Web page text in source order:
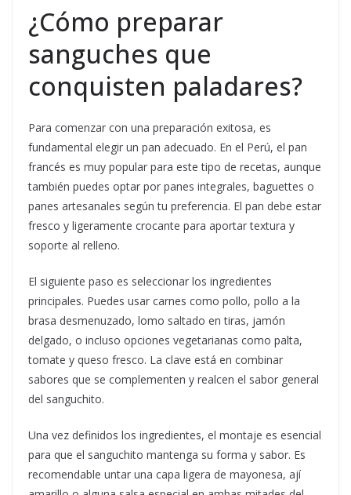
¿Cómo preparar
sanguches que
conquisten paladares?
Para comenzar con una preparación exitosa, es
fundamental elegir un pan adecuado. En el Perú, el pan
francés es muy popular para este tipo de recetas, aunque
también puedes optar por panes integrales, baguettes o
panes artesanales según tu preferencia. El pan debe estar
fresco y ligeramente crocante para aportar textura y
soporte al relleno.
El siguiente paso es seleccionar los ingredientes
principales. Puedes usar carnes como pollo, pollo a la
brasa desmenuzado, lomo saltado en tiras, jamón
delgado, o incluso opciones vegetarianas como palta,
tomate y queso fresco. La clave está en combinar
sabores que se complementen y realcen el sabor general
del sanguchito.
Una vez definidos los ingredientes, el montaje es esencial
para que el sanguchito mantenga su forma y sabor. Es
recomendable untar una capa ligera de mayonesa, ají